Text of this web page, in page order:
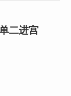
二进宫